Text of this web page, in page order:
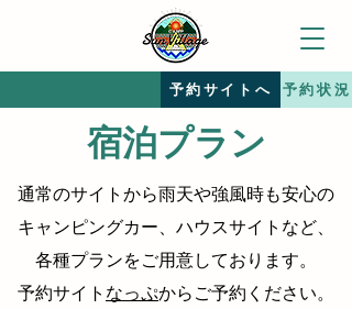
予約サイトへ 予約状況
通常のサイトから雨天や強風時も安心の
キャンピングカー、ハウスサイト ​など、
各種プランをご用意しております。
予約サイト なっぷから ご予約ください。
宿泊プラン